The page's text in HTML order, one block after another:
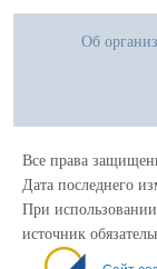
Об
Все права
Дата последнего
При использовании
источник